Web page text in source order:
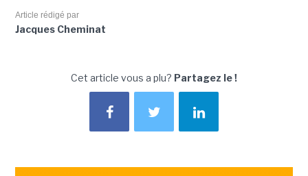
Article rédigé par
Jacques Cheminat
Cet article vous a plu? Partagez le !